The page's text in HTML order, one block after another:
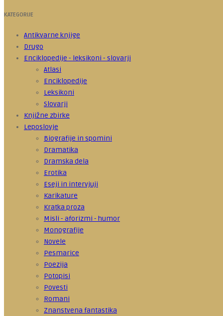
KATEGORIJE
Antikvarne knjige
Drugo
Enciklopedije - leksikoni - slovarji
Atlasi
Enciklopedije
Leksikoni
Slovarji
Knjižne zbirke
Leposlovje
Biografije in spomini
Dramatika
Dramska dela
Erotika
Eseji in intervjuji
Karikature
Kratka proza
Misli - aforizmi - humor
Monografije
Novele
Pesmarice
Poezija
Potopisi
Povesti
Romani
Znanstvena fantastika